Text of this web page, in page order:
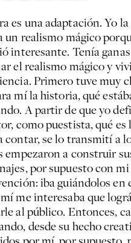
es una adaptación. Yo
un realismo mágico
interesante. Tenía
el realismo mágico y
Primero tuve muy
mí la historia, qué
A partir de que yo
como puestista, qué es
contar, se lo transmití a
empezaron a construir
por supuesto con mi
iba guiándolos en
me interesaba que
al público. Entonces,
desde su hecho